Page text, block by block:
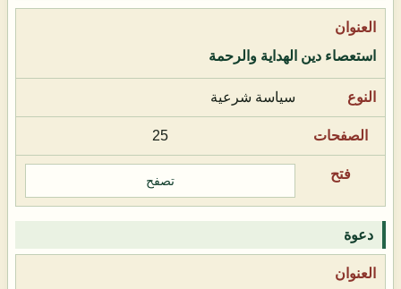
استعصاء دين الهداية والرحمة
سياسة شرعية
25
تصفح
دعوة